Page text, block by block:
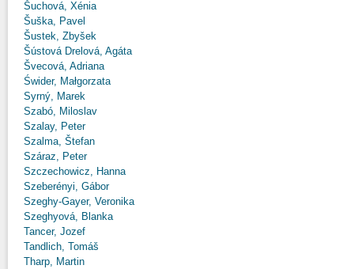
Šuchová, Xénia
Šuška, Pavel
Šustek, Zbyšek
Šústová Drelová, Agáta
Švecová, Adriana
Świder, Małgorzata
Syrný, Marek
Szabó, Miloslav
Szalay, Peter
Szalma, Štefan
Száraz, Peter
Szczechowicz, Hanna
Szeberényi, Gábor
Szeghy-Gayer, Veronika
Szeghyová, Blanka
Tancer, Jozef
Tandlich, Tomáš
Tharp, Martin